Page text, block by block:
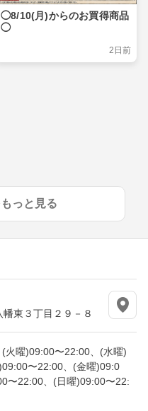
◯8/10(月)からのお買得商品
◯
2日前
っと見る
東３丁目２９－８
火曜)09:00〜22:00、(水曜)
〜22:00、(金曜)09:0
〜22:00、(日曜)09:00〜22: